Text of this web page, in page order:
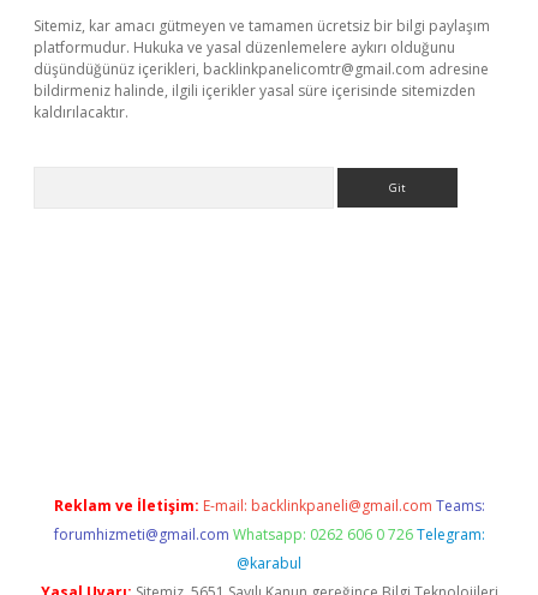
Sitemiz, kar amacı gütmeyen ve tamamen ücretsiz bir bilgi paylaşım
platformudur. Hukuka ve yasal düzenlemelere aykırı olduğunu
düşündüğünüz içerikleri, backlinkpanelicomtr@gmail.com adresine
bildirmeniz halinde, ilgili içerikler yasal süre içerisinde sitemizden
kaldırılacaktır.
Reklam ve İletişim: E-mail: backlinkpaneli@gmail.com Teams:
forumhizmeti@gmail.com Whatsapp: 0262 606 0 726 Telegram:
@karabul